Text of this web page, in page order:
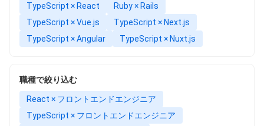
TypeScript × React
Ruby × Rails
TypeScript × Vue.js
TypeScript × Next.js
TypeScript × Angular
TypeScript × Nuxt.js
職種で絞り込む
React × フロントエンドエンジニア
TypeScript × フロントエンドエンジニア